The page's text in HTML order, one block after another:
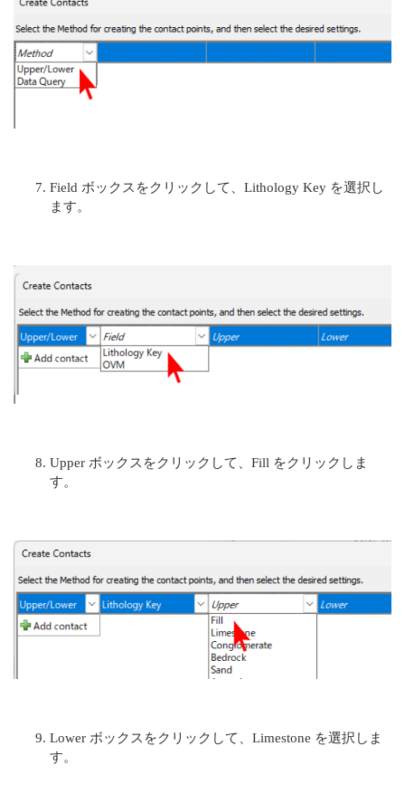
Field ボックスをクリックして、Lithology Key を選択し
ます。
Upper ボックスをクリックして、Fill をクリックしま
す。
Lower ボックスをクリックして、Limestone を選択しま
す。